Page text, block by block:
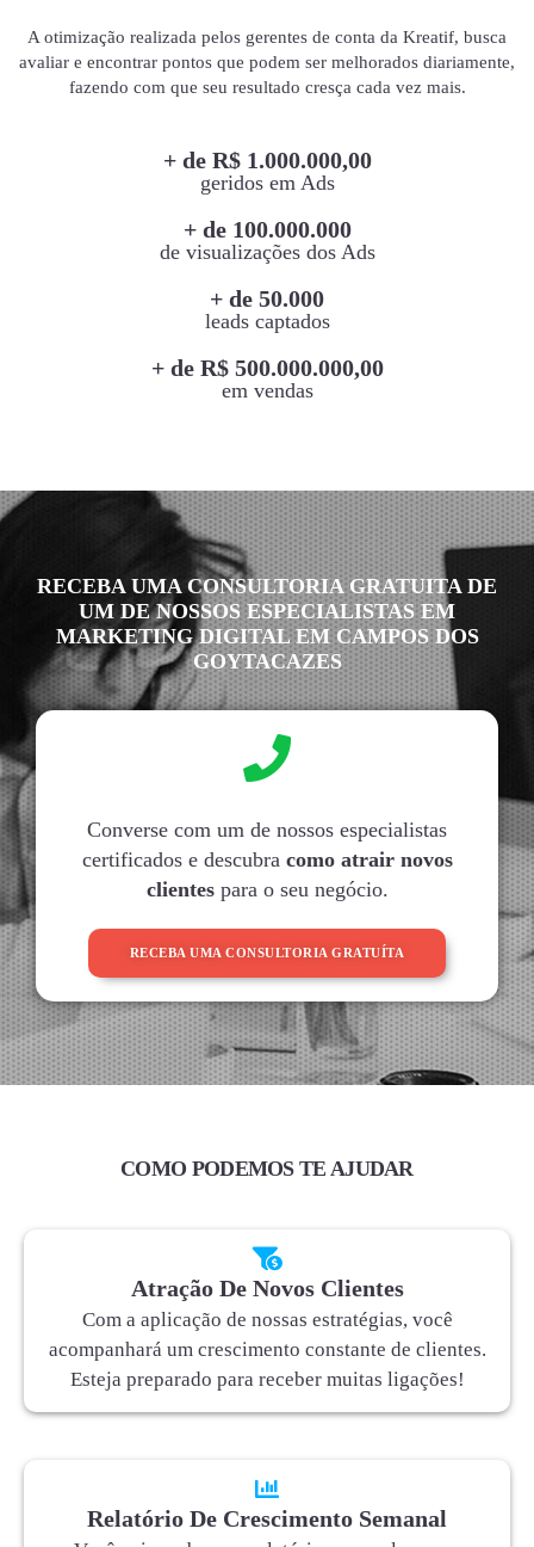
A otimização realizada pelos gerentes de conta da Kreatif, busca
avaliar e encontrar pontos que podem ser melhorados diariamente,
fazendo com que seu resultado cresça cada vez mais.
+ de R$ 1.000.000,00
geridos em Ads
+ de 100.000.000
de visualizações dos Ads
+ de 50.000
leads captados
+ de R$ 500.000.000,00
em vendas
RECEBA UMA CONSULTORIA GRATUITA DE
UM DE NOSSOS ESPECIALISTAS EM
MARKETING DIGITAL EM CAMPOS DOS
GOYTACAZES
Converse com um de nossos especialistas
certificados e descubra como atrair novos
clientespara o seu negócio.
RECEBA UMA CONSULTORIA GRATUÍTA
COMO PODEMOS TE AJUDAR
Atração De Novos Clientes
Com a aplicação de nossas estratégias, você
acompanhará um crescimento constante de clientes.
Esteja preparado para receber muitas ligações!
Relatório De Crescimento Semanal